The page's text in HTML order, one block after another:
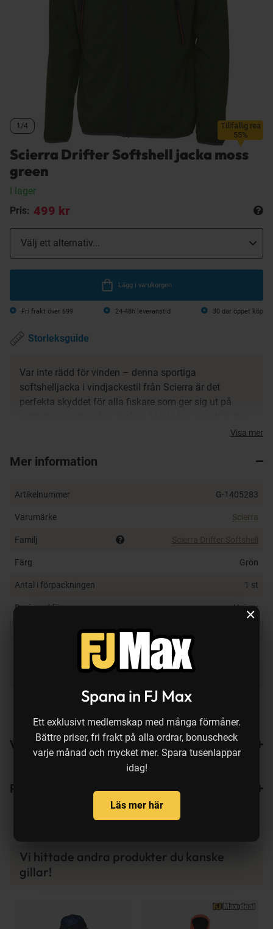
Spana in FJ Max
Ett exklusivt medlemskap med många förmåner.
Bättre priser, fri frakt på alla ordrar, bonuscheck
varje månad och mycket mer. Spara tusenlappar
idag!
Läs mer här
×
Tillfällig rea
55%
1/4
1/4
1/4
Scierra Drifter Softshell jacka moss
green
I lager
Pris: 499 kr
Lägg i varukorgen
Fri frakt över 699 24-48h leveranstid 30 dar öppet köp
Storleksguide
Var inte rädd för vinden – denna sportiga
softshelljacka i vindjackestil från Scierra är det
perfekta skyddet för alla fiskare som ger sig ut på
är också vattenavvisande och otroligt lätt med en
händera i försedda med dragkedja.
Vattenavvisande
Lätt, stretchigt tyg
Fickor med dragkedja
Sportig passform
Visa mer
Mer information
Artikelnummer G-1405283
Varumärke Scierra
Familj Scierra Drifter Softshell
Färg Grön
Antal i förpackningen 1 st
Designad för Unisex
Andas - ventilationsförmåga
Andas, dock uppges inte
Varianter
Recensioner
Vi hittade andra produkter du kanske
gillar!